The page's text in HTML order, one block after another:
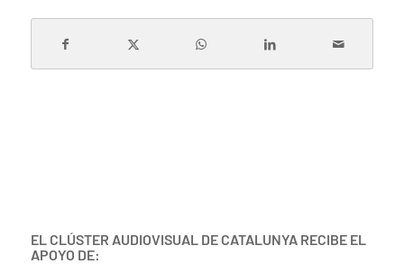
EL CLÚSTER AUDIOVISUAL DE CATALUNYA RECIBE EL
APOYO DE: